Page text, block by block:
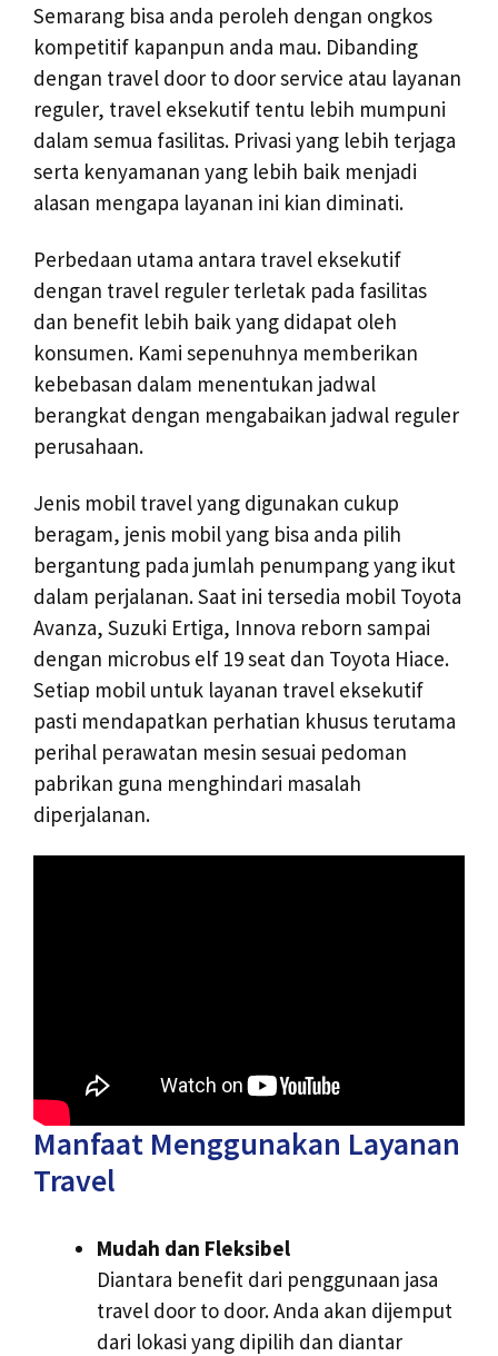
Semarang bisa anda peroleh dengan ongkos
kompetitif kapanpun anda mau. Dibanding
dengan travel door to door service atau layanan
reguler, travel eksekutif tentu lebih mumpuni
dalam semua fasilitas. Privasi yang lebih terjaga
serta kenyamanan yang lebih baik menjadi
alasan mengapa layanan ini kian diminati.
Perbedaan utama antara travel eksekutif
dengan travel reguler terletak pada fasilitas
dan benefit lebih baik yang didapat oleh
konsumen. Kami sepenuhnya memberikan
kebebasan dalam menentukan jadwal
berangkat dengan mengabaikan jadwal reguler
perusahaan.
Jenis mobil travel yang digunakan cukup
beragam, jenis mobil yang bisa anda pilih
bergantung pada jumlah penumpang yang ikut
dalam perjalanan. Saat ini tersedia mobil Toyota
Avanza, Suzuki Ertiga, Innova reborn sampai
dengan microbus elf 19 seat dan Toyota Hiace.
Setiap mobil untuk layanan travel eksekutif
pasti mendapatkan perhatian khusus terutama
perihal perawatan mesin sesuai pedoman
pabrikan guna menghindari masalah
diperjalanan.
Manfaat Menggunakan Layanan
Travel
Mudah dan Fleksibel
Diantara benefit dari penggunaan jasa
travel door to door. Anda akan dijemput
dari lokasi yang dipilih dan diantar